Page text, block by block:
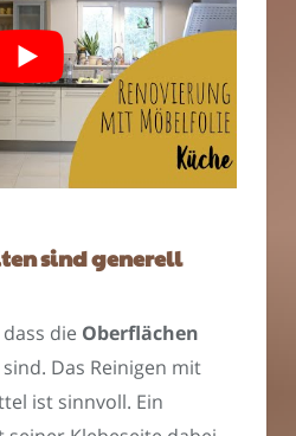
sind generell
die Oberflächen
sind. Das Reinigen mit
ist sinnvoll. Ein